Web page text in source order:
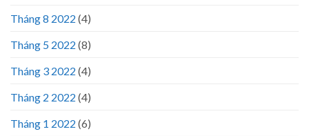
Tháng 8 2022 (4)
Tháng 5 2022 (8)
Tháng 3 2022 (4)
Tháng 2 2022 (4)
Tháng 1 2022 (6)